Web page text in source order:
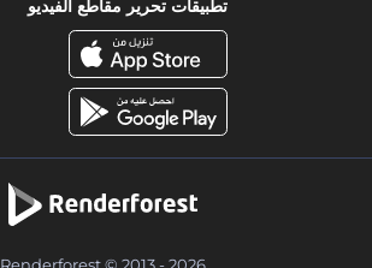
تطبيقات تحرير مقاطع الفيديو
Renderforest © 2013 - 2026